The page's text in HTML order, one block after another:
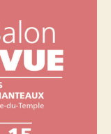
revue
2023,
Paris